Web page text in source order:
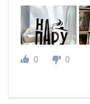
0
0